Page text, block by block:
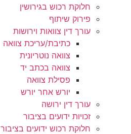
חלוקת רכוש בגירושין
פירוק שיתוף
עורך דין צוואות וירושות
כתיבת/עריכת צוואה
צוואה נוטריונית
צוואה בכתב יד
פסילת צוואה
יורש אחר יורש
עורך דין ירושה
זכויות ידועים בציבור
חלוקת רכוש ידועים בציבור